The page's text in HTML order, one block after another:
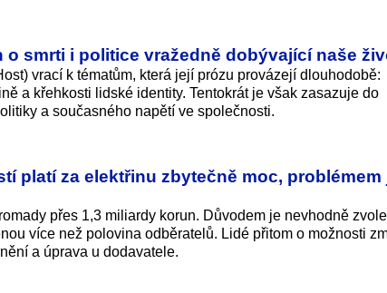
o smrti i politice vražedně dobývající naše
vrací k tématům, která její prózu provázejí dlouhodobě:
a křehkosti lidské identity. Tentokrát je však zasazuje do
a současného napětí ve společnosti.
platí za elektřinu zbytečně moc, problémem
přes 1,3 miliardy korun. Důvodem je nevhodně
více než polovina odběratelů. Lidé přitom o možnosti
a úprava u dodavatele.